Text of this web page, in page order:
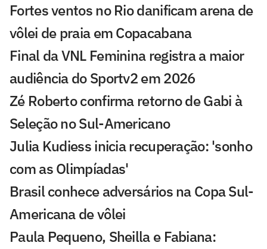
Fortes ventos no Rio danificam arena de
vôlei de praia em Copacabana
Final da VNL Feminina registra a maior
audiência do Sportv2 em 2026
Zé Roberto confirma retorno de Gabi à
Seleção no Sul-Americano
Julia Kudiess inicia recuperação: 'sonho
com as Olimpíadas'
Brasil conhece adversários na Copa Sul-
Americana de vôlei
Paula Pequeno, Sheilla e Fabiana: